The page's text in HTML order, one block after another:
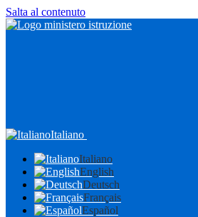
Salta al contenuto
Italiano
Italiano
English
Deutsch
Français
Español